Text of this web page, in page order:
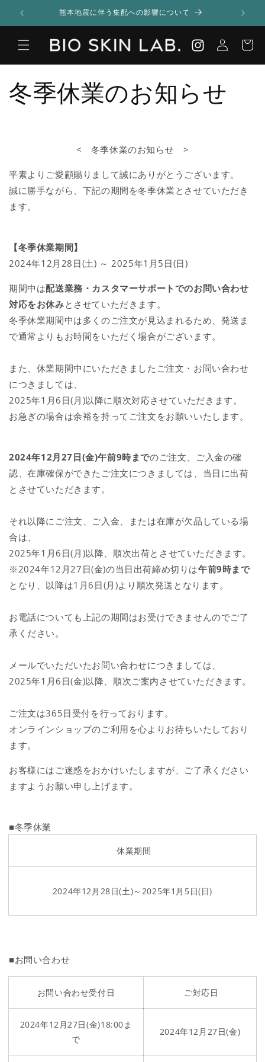
ンツに
進む
熊本地震に伴う集配への影響について
Instagram
カ
ー
冬季休業のお知らせ
< 冬季休業のお知らせ >
平素よりご愛顧賜りまして誠にありがとうございます。
誠に勝手ながら、 下記の期間を冬季休業とさせていただき
ます。
【冬季休業期間】
2024年12月28日(土) ～ 2025年1月5日(日)
期間中は配送業務・カスタマーサポートでのお問い合わせ
対応をお休みとさせていただきます。
冬季休業期間中は多くのご注文が見込まれるため、発送ま
で通常よりもお時間をいただく場合がございます。
また、休業期間中にいただきましたご注文・お問い合わせ
につきましては、
2025年1月6日(月)以降に順次対応させていただきます。
お急ぎの場合は余裕を持ってご注文をお願いいたします。
2024年12月27日(金)午前9時までのご注文、ご入金の確
認、在庫確保ができたご注文につきましては、当日に出荷
とさせていただきます。
それ以降にご注文、ご入金、または在庫が欠品している場
合は、
2025年1月6日(月)以降、順次出荷とさせていただきます。
※2024年12月27日(金)の当日出荷締め切りは午前9時まで
となり、以降は1月6日(月)より順次発送となります。
お電話についても上記の期間はお受けできませんのでご了
承ください。
メールでいただいたお問い合わせにつきましては、
2025年1月6日(金)以降、順次ご案内させていただきます。
ご注文は365日受付を行っております。
オンラインショップのご利用を心よりお待ちいたしており
ます。
お客様にはご迷惑をおかけいたしますが、ご了承ください
ますようお願い申し上げます。
■冬季休業
休業期間
2024年12月28日(土)～2025年1月5日(日)
■お問い合わせ
お問い合わせ受付日 ご対応日
2024年12月27日(金)18:00ま
で
2024年12月27日(金)